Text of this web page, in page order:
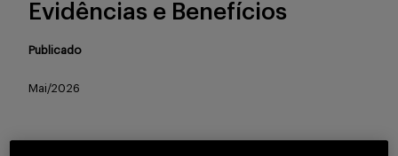
Treinamentos
Evidências e Benefícios
Publicado
Mai/2026